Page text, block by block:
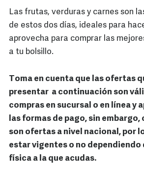
Las frutas, verduras y carnes son
de estos dos días, ideales para
aprovecha para comprar las
a tu bolsillo.
Toma en cuenta que las ofertas
presentar a continuación son
compras en sucursal o en línea y
las formas de pago, sin embargo,
son ofertas a nivel nacional, por
estar vigentes o no dependiendo
física a la que acudas.